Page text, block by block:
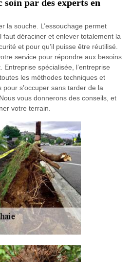
soin par des experts en
la souche. L’essouchage permet
faut déraciner et enlever totalement la
et pour qu’il puisse être réutilisé.
service pour répondre aux besoins
spécialisée, l’entreprise
les méthodes techniques et
s’occuper sans tarder de la
vous donnerons des conseils, et
votre terrain.